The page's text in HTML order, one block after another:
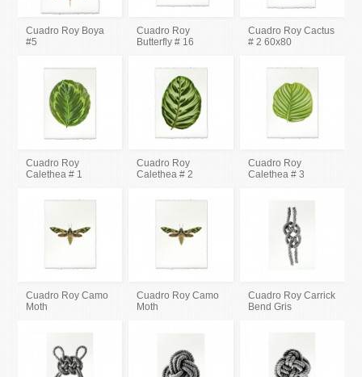
Cuadro Roy Boya
#5
Cuadro Roy
Butterfly # 16
Cuadro Roy Cactus
# 2 60x80
Cuadro Roy
Calethea # 1
Cuadro Roy
Calethea # 2
Cuadro Roy
Calethea # 3
Cuadro Roy Camo
Moth
Cuadro Roy Camo
Moth
Cuadro Roy Carrick
Bend Gris